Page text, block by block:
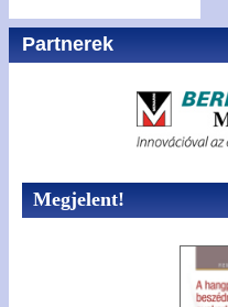
Partnerek
Megjelent!